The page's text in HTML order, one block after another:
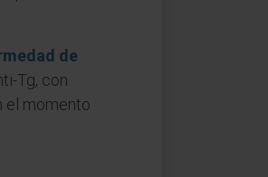
de
Tg, con
el momento